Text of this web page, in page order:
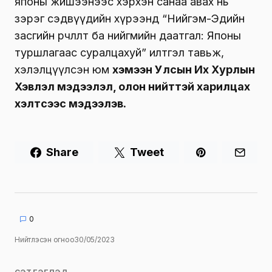
зэрэг сэдвүүдийн хүрээнд “Нийгэм-Эдийн
засгийн өөрчлөлт ба нийгмийн даатгал: Японы
туршлагаас суралцахуй” илтгэл тавьж,
хэлэлцүүлсэн юм хэмээн Улсын Их Хурлын
Хэвлэл мэдээлэл, олон нийттэй харилцах
хэлтсээс мэдээлэв.
Share Tweet
0
Нийтлэсэн огноо30/05/2023